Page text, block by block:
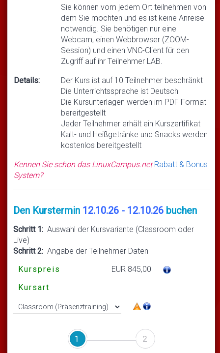
Sie können vom jedem Ort teilnehmen von
dem Sie möchten und es ist keine Anreise
notwendig. Sie benötigen nur eine
Webcam, einen Webbrowser (ZOOM-
Session) und einen VNC-Client für den
Zugriff auf ihr Teilnehmer LAB.
Details:
Der Kurs ist auf 10 Teilnehmer beschränkt
Die Unterrichtssprache ist Deutsch
Die Kursunterlagen werden im PDF Format
bereitgestellt
Jeder Teilnehmer erhält ein Kurszertifikat
Kalt- und Heißgetränke und Snacks werden
kostenlos bereitgestellt
Kennen Sie schon das LinuxCampus.netRabatt & Bonus
System?
Den Kurstermin 12.10.26 - 12.10.26 buchen
Schritt 1: Auswahl der Kursvariante (Classroom oder
Live)
Schritt 2: Angabe der Teilnehmer Daten
Kurspreis
EUR 845,00
Kursart
1 2